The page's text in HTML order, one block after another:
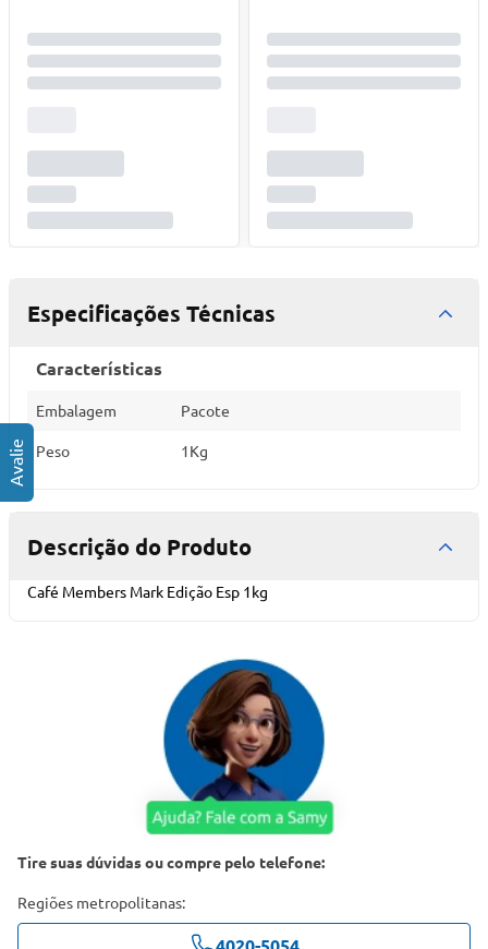
Especificações Técnicas
Características
Embalagem Pacote
Peso 1Kg
Descrição do Produto
Café Members Mark Edição Esp 1kg
Tire suas dúvidas ou compre pelo telefone:
Regiões metropolitanas: